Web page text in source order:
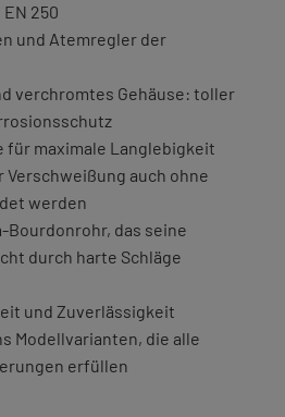
250
und Atemregler der
verchromtes Gehäuse: toller
für maximale Langlebigkeit
Verschweißung auch ohne
werden
das seine
durch harte Schläge
und Zuverlässigkeit
Modellvarianten, die alle
erfüllen